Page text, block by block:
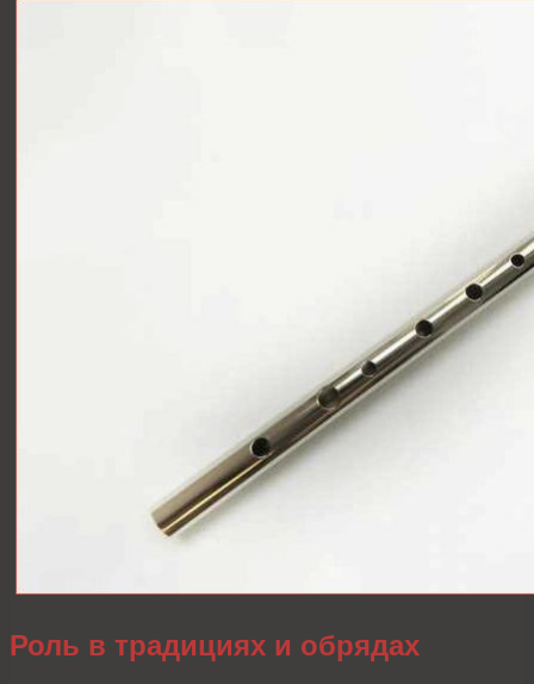
Роль в традициях и обрядах